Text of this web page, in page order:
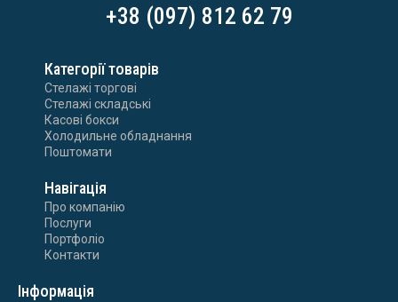
+38 (097) 812 62 79
Категорії товарів
Стелажі торгові
Стелажі складські
Касові бокси
Холодильне обладнання
Поштомати
Навігація
Про компанію
Послуги
Портфоліо
Контакти
Інформація